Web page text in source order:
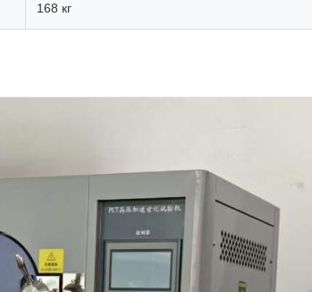
168 кг